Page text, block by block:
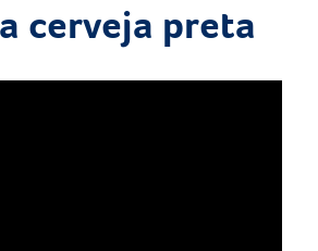
cerveja preta